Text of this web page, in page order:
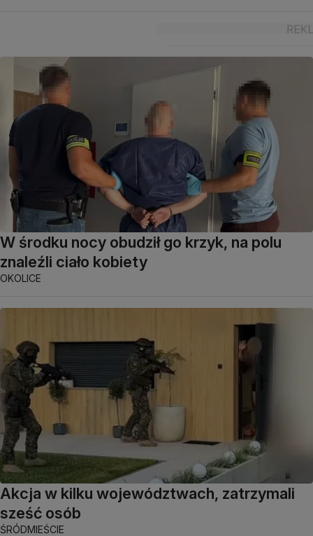
W środku nocy obudził go krzyk, na polu
znaleźli ciało kobiety
OKOLICE
Akcja w kilku województwach, zatrzymali
sześć osób
ŚRÓDMIEŚCIE